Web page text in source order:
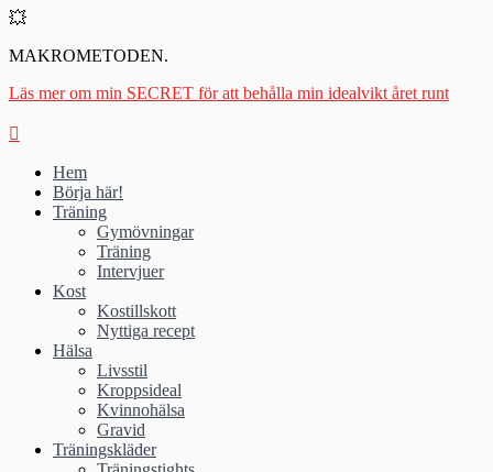
💥
MAKROMETODEN.
Läs mer om min SECRET för att behålla min idealvikt året runt
Hem
Börja här!
Träning
Gymövningar
Träning
Intervjuer
Kost
Kostillskott
Nyttiga recept
Hälsa
Livsstil
Kroppsideal
Kvinnohälsa
Gravid
Träningskläder